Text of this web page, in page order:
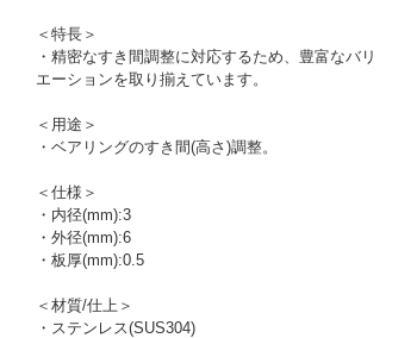
＜特長＞
・精密なすき間調整に対応するため、豊富なバリ
エーションを取り揃えています。
＜用途＞
・ベアリングのすき間(高さ)調整。
＜仕様＞
・内径(mm):3
・外径(mm):6
・板厚(mm):0.5
＜材質/仕上＞
・ステンレス(SUS304)